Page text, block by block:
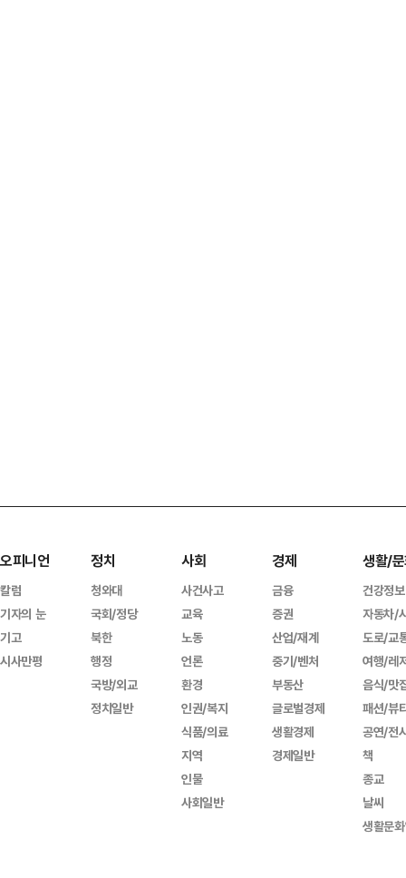
오피니언
칼럼
기자의 눈
기고
시사만평
정치
청와대
국회/정당
북한
행정
국방/외교
정치일반
사회
사건사고
교육
노동
언론
환경
인권/복지
식품/의료
지역
인물
사회일반
경제
금융
증권
산업/재계
중기/벤처
부동산
글로벌경제
생활경제
경제일반
생활/
건강정보
자동차/
도로/교
여행/레
음식/맛
패션/뷰
공연/전
책
종교
날씨
생활문